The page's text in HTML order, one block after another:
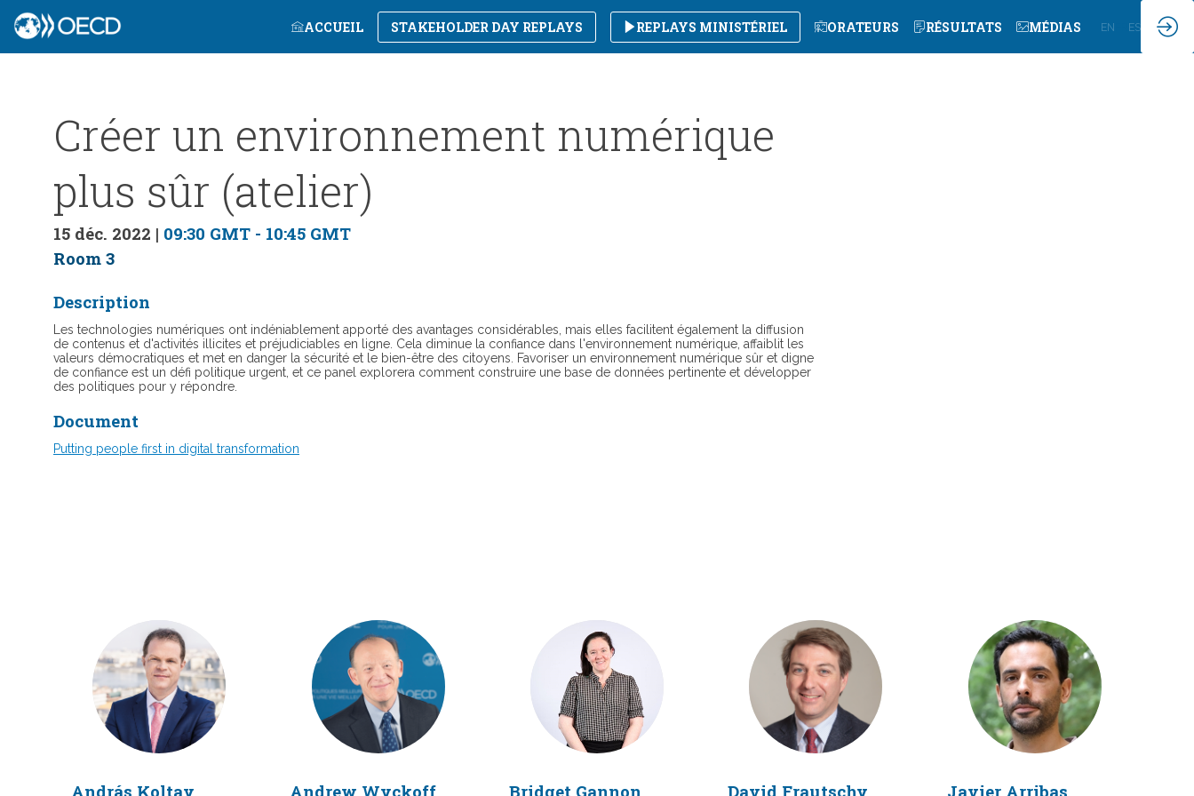
ACCUEIL STAKEHOLDER DAY REPLAYS REPLAYS MINISTÉRIEL ORATEURS RÉSULTATS MÉDIAS EN ES
Créer un environnement numérique
plus sûr (atelier)
15 déc. 2022 | 09:30 GMT - 10:45 GMT
Room 3
Description
Les technologies numériques ont indéniablement apporté des avantages considérables, mais elles facilitent également la diffusion
de contenus et d'activités illicites et préjudiciables en ligne. Cela diminue la confiance dans l'environnement numérique, affaiblit les
valeurs démocratiques et met en danger la sécurité et le bien-être des citoyens. Favoriser un environnement numérique sûr et digne
de confiance est un défi politique urgent, et ce panel explorera comment construire une base de données pertinente et développer
des politiques pour y répondre.
Document
Putting people first in digital transformation
AK
András Koltay
AW
Andrew Wyckoff
BG
Bridget Gannon
DF
David Frautschy
JAC
Javier Arribas